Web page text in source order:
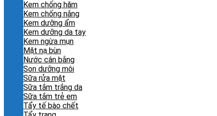
Kem chống hăm
Kem chống nắng
Kem dưỡng ẩm
Kem dưỡng da tay
Kem ngừa mụn
Mặt nạ bùn
Nước cân bằng
Son dưỡng môi
Sữa rửa mặt
Sữa tắm trắng da
Sữa tắm trẻ em
Tẩy tế bào chết